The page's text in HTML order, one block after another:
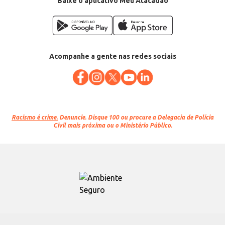
Acompanhe a gente nas redes sociais
Racismo é crime. Denuncie. Disque 100 ou procure a Delegacia de Polícia
Civil mais próxima ou o Ministério Público.